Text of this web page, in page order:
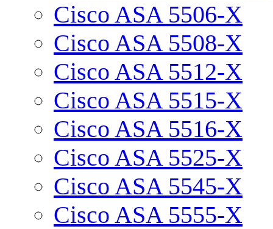
Cisco ASA 5506-X
Cisco ASA 5508-X
Cisco ASA 5512-X
Cisco ASA 5515-X
Cisco ASA 5516-X
Cisco ASA 5525-X
Cisco ASA 5545-X
Cisco ASA 5555-X